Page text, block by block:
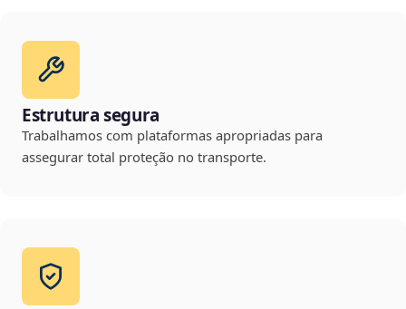
Estrutura segura
Trabalhamos com plataformas apropriadas para
assegurar total proteção no transporte.